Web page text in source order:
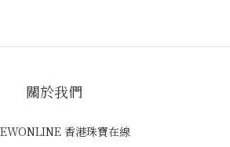
關於我們
香港珠寶在線